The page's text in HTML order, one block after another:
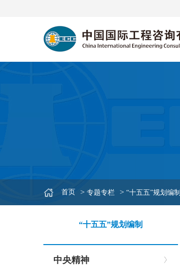
首页 > 专题专栏 > “十五五”规划编制
“十五五”规划编制
中央精神